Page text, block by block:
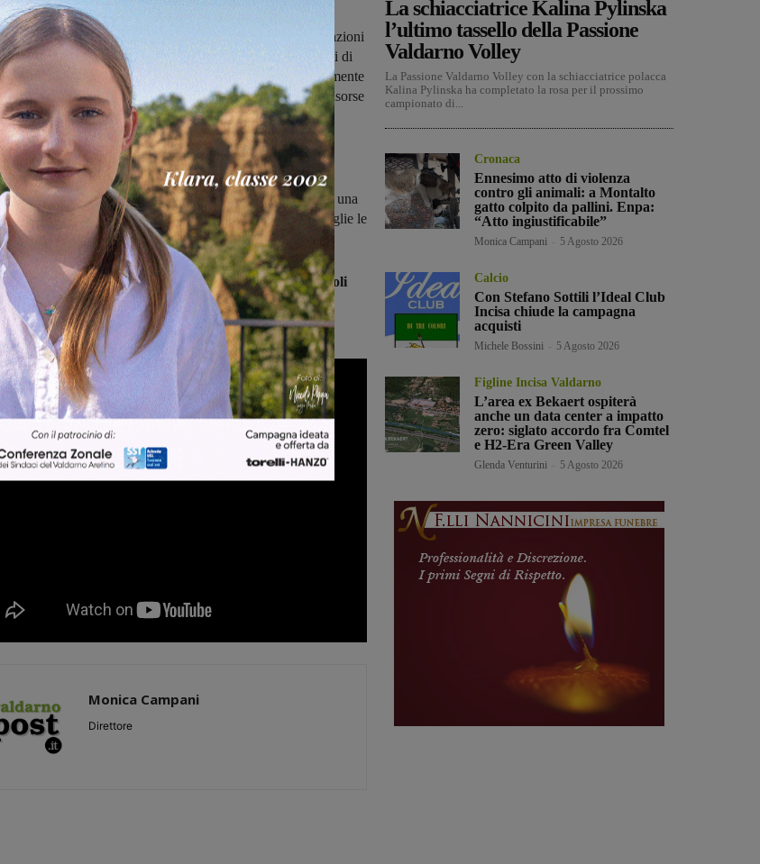
è stata colpita più volte da inondazioni – afferma il
Enzo Cacioli-Abbiamo ripristinato già 200 metri di tubazioni
defluire le acque che vengono dalla collina. Siamo contenti di
in sicurezza la zona. Vaggio e Faella sono state periodicamente
a inondazioni. L'intervento è stato possibile grazie aille risorse
dalla fusione".
è stato sottoposto anche a pulizia dal personale
dei Comuni del Pratomagno.Le opere vedono un
tra i fossi che regimano le acque fino al Resco con una
di 2.50 metri per 1.50 in cemento che convoglia e accoglie le
può adesso stare tranquillo" afferma il sindaco Cacioli
Monica Campani
Direttore
La schiacciatrice Kalina Pylinska
l’ultimo tassello della Passione
Valdarno Volley
La Passione Valdarno Volley con la schiacciatrice polacca
Kalina Pylinska ha completato la rosa per il prossimo
campionato di...
Cronaca
Ennesimo atto di violenza
contro gli animali: a Montalto
gatto colpito da pallini. Enpa:
“Atto ingiustificabile”
Monica Campani 5 Agosto 2026
Calcio
Con Stefano Sottili l’Ideal Club
Incisa chiude la campagna
acquisti
Michele Bossini 5 Agosto 2026
Figline Incisa Valdarno
L’area ex Bekaert ospiterà
anche un data center a impatto
zero: siglato accordo fra Comtel
e H2-Era Green Valley
Glenda Venturini 5 Agosto 2026